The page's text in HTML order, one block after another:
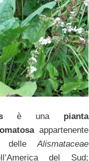
è una pianta
appartenente
delleAlismataceae
del Sud;